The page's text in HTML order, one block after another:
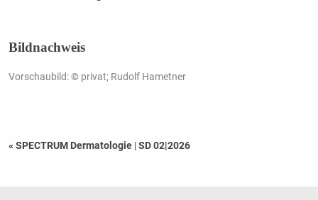
Bildnachweis
Vorschaubild: © privat; Rudolf Hametner
« SPECTRUM Dermatologie |SD 02|2026